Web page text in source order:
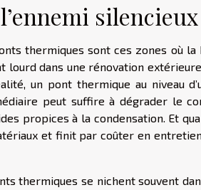
silencieux
thermiques sont ces zones où
dans une rénovation
un pont thermique au niveau
peut suffire à dégrader le
propices à la condensation. Et
et finit par coûter en
thermiques se nichent souvent